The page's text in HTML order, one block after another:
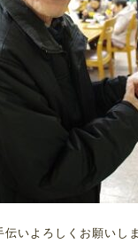
伝いよろしくお願いし